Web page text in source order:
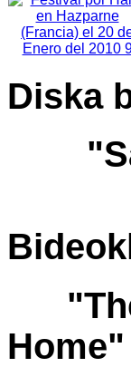
Diska
Home"